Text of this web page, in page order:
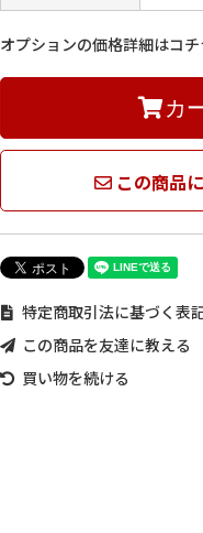
オプションの価格詳細はコチ
カ
この商品
特定商取引法に基づく表
この商品を友達に教える
買い物を続ける